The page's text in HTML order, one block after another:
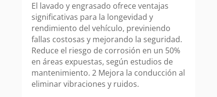
El lavado y engrasado ofrece ventajas
significativas para la longevidad y
rendimiento del vehículo, previniendo
fallas costosas y mejorando la seguridad.
Reduce el riesgo de corrosión en un 50%
en áreas expuestas, según estudios de
mantenimiento. 2 Mejora la conducción al
eliminar vibraciones y ruidos.